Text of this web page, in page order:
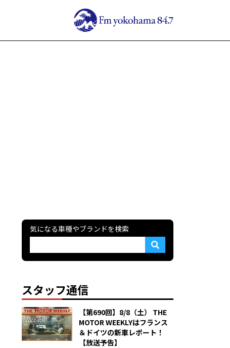
気になる車種やブランドを検索
スタッフ通信
【第690回】8/8（土） THE
MOTOR WEEKLYはフランス
＆ドイツの新車レポート！
【放送予告】